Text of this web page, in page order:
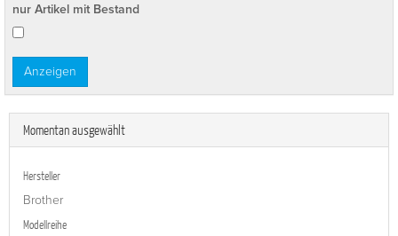
nur Artikel mit Bestand
Momentan ausgewählt
Hersteller
Brother
Modellreihe